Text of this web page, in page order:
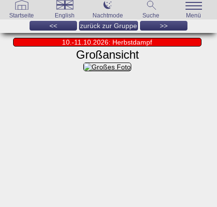
Startseite English Nachtmode Suche Menü
<< zurück zur Gruppe >>
10.-11.10.2026: Herbstdampf
Großansicht